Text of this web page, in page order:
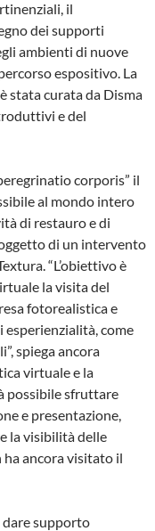
il
dei supporti
ambienti di nuove
espositivo. La
stata curata da Disma
e del
corporis” il
al mondo intero
di restauro e di
di un intervento
“L’obiettivo è
la visita del
fotorealistica e
come
spiega ancora
virtuale e la
possibile sfruttare
e presentazione,
la visibilità delle
ancora visitato il
dare supporto